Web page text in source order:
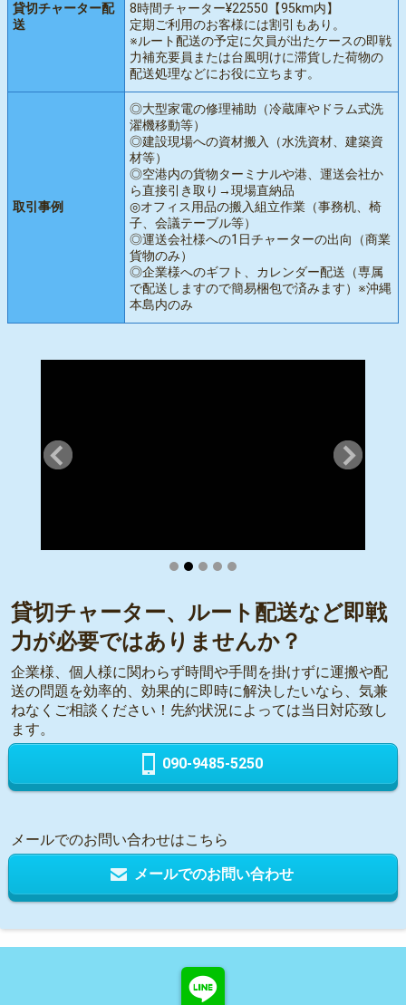
貸切チャーター配
送
8時間チャーター¥22550【95km内】
定期ご利用のお客様には割引もあり。
※ルート配送の予定に欠員が出たケースの即戦
力補充要員または台風明けに滞貨した荷物の
配送処理などにお役に立ちます。
取引事例
◎大型家電の修理補助（冷蔵庫やドラム式洗
濯機移動等）
◎建設現場への資材搬入（水洗資材、建築資
材等）
◎空港内の貨物ターミナルや港、運送会社か
ら直接引き取り→現場直納品
◎オフィス用品の搬入組立作業（事務机、椅
子、会議テーブル等）
◎運送会社様への1日チャーターの出向（商業
貨物のみ）
◎企業様へのギフト、カレンダー配送（専属
で配送しますので簡易梱包で済みます）※沖縄
本島内のみ
貸切チャーター、ルート配送など即戦
力が必要ではありませんか？
企業様、個人様に関わらず時間や手間を掛けずに運搬や配
送の問題を効率的、効果的に即時に解決したいなら、気兼
ねなくご相談ください！先約状況によっては当日対応致し
ます。
090-9485-5250
メールでのお問い合わせはこちら
メールでのお問い合わせ